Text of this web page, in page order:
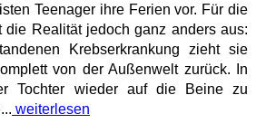
Teenager ihre Ferien vor. Für die
die Realität jedoch ganz anders aus:
Krebserkrankung zieht sie
von der Außenwelt zurück. In
Tochter wieder auf die Beine zu
weiterlesen